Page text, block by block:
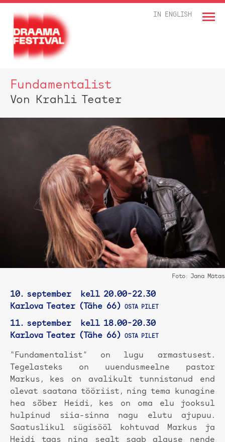
IN ENGLISH
Fundamentalist
Von Krahli Teater
Foto: Jana Mätas
10. september kell 20.00-22.30
Karlova Teater (Tähe 66)
OSTA PILET
11. september kell 18.00-20.30
Karlova Teater (Tähe 66)
OSTA PILET
“Fundamentalist” on lugu armastusest.
Tegelasteks on uuendusmeelne pastor
Markus, kes on avalikult tunnistanud end
olevat saatana tööriist, ning tema kunagine
hea sõber Heidi, kes on oma elu jooksul
hulpinud siia-sinna nagu elutu ajupuu.
Saatuslikul sügisööl kohtuvad Markus ja
Heidi taas ning sealt saab alguse nende